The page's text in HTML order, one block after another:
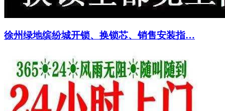
徐州绿地缤纷城开锁、换锁芯、销售安装指…